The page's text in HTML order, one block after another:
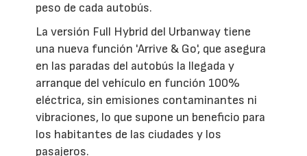
peso de cada autobús.
La versión Full Hybrid del Urbanway tiene
una nueva función 'Arrive & Go', que asegura
en las paradas del autobús la llegada y
arranque del vehículo en función 100%
eléctrica, sin emisiones contaminantes ni
vibraciones, lo que supone un beneficio para
los habitantes de las ciudades y los
pasajeros.